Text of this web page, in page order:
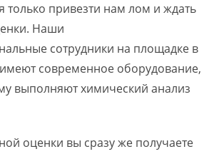
только привезти нам лом и ждать
Наши
сотрудники на площадке в
современное оборудование,
выполняют химический анализ
оценки вы сразу же получаете